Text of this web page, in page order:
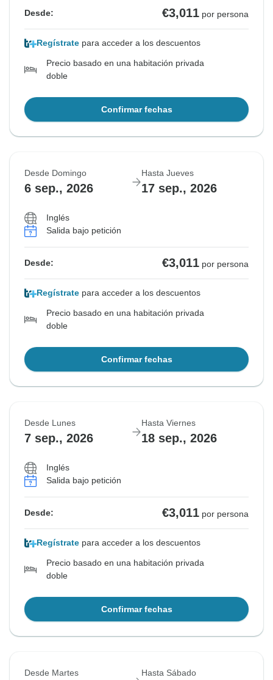
Desde: €3,011 por persona
Regístrate para acceder a los descuentos
Precio basado en una habitación privada
doble
Confirmar fechas
Desde Domingo
6 sep., 2026
Hasta Jueves
17 sep., 2026
Inglés
Salida bajo petición
Desde: €3,011 por persona
Regístrate para acceder a los descuentos
Precio basado en una habitación privada
doble
Confirmar fechas
Desde Lunes
7 sep., 2026
Hasta Viernes
18 sep., 2026
Inglés
Salida bajo petición
Desde: €3,011 por persona
Regístrate para acceder a los descuentos
Precio basado en una habitación privada
doble
Confirmar fechas
Desde Martes Hasta Sábado